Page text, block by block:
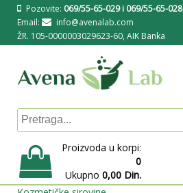
Pozovite: 069/55-65-029 i 069/55-65-028
Email:
info@avenalab.com
ŽR. 105-0000003029623-60, AIK Banka
Proizvoda u korpi:
0
Ukupno 0,00 Din.